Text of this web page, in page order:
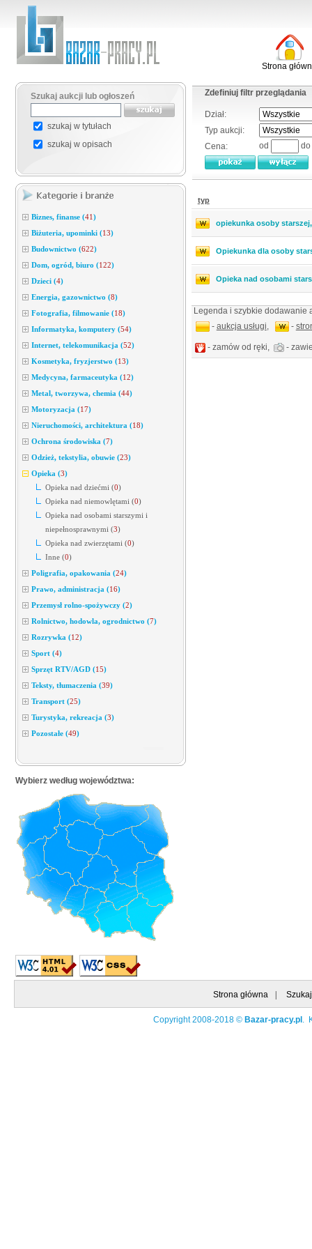
Strona
Szukaj aukcji lub ogłoszeń
szukaj w tytułach
szukaj w opisach
Biznes, finanse (41)
Biżuteria, upominki (13)
Budownictwo (622)
Dom, ogród, biuro (122)
Dzieci (4)
Energia, gazownictwo (8)
Fotografia, filmowanie (18)
Informatyka, komputery (54)
Internet, telekomunikacja (52)
Kosmetyka, fryzjerstwo (13)
Medycyna, farmaceutyka (12)
Metal, tworzywa, chemia (44)
Motoryzacja (17)
Nieruchomości, architektura (18)
Ochrona środowiska (7)
Odzież, tekstylia, obuwie (23)
Opieka (3)
Opieka nad dziećmi (0)
Opieka nad niemowlętami (0)
Opieka nad osobami starszymi i
niepełnosprawnymi (3)
Opieka nad zwierzętami (0)
Inne (0)
Poligrafia, opakowania (24)
Prawo, administracja (16)
Przemysł rolno-spożywczy (2)
Rolnictwo, hodowla, ogrodnictwo (7)
Rozrywka (12)
Sport (4)
Sprzęt RTV/AGD (15)
Teksty, tłumaczenia (39)
Transport (25)
Turystyka, rekreacja (3)
Pozostałe (49)
Wybierz według województwa:
Zdefiniuj filtr przeglądania
Dział:
Typ aukcji:
Cena:
od
typ
opiekunka osoby
Opiekunka dla osoby
Opieka nad osobami
Legenda i szybkie dodawanie
- aukcja usługi, -
- zamów od ręki, -
Strona główna Szukaj
Copyright 2008-2018 © Bazar-pracy.pl .